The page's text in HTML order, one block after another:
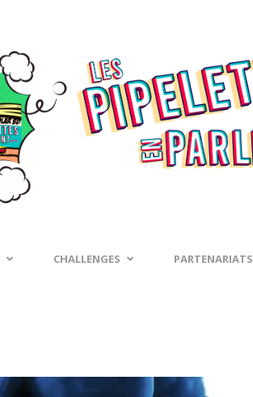
CHALLENGES PARTENARIATS